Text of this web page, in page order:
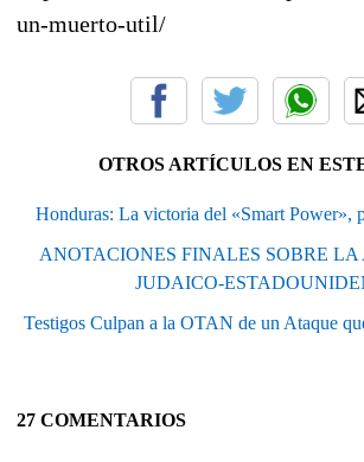
un-muerto-util/
OTROS ARTÍCULOS EN
Honduras: La victoria del «Smart Power»,
ANOTACIONES FINALES SOBRE
JUDAICO-
Testigos Culpan a la OTAN de un Ataque
27 COMENTARIOS